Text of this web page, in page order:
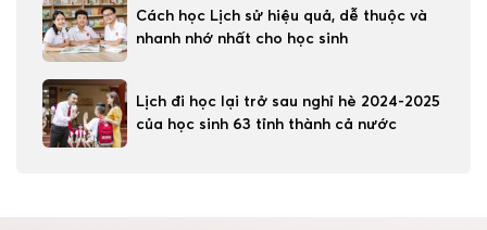
Cách học Lịch sử hiệu quả, dễ thuộc và
nhanh nhớ nhất cho học sinh
Lịch đi học lại trở sau nghỉ hè 2024-2025
của học sinh 63 tỉnh thành cả nước